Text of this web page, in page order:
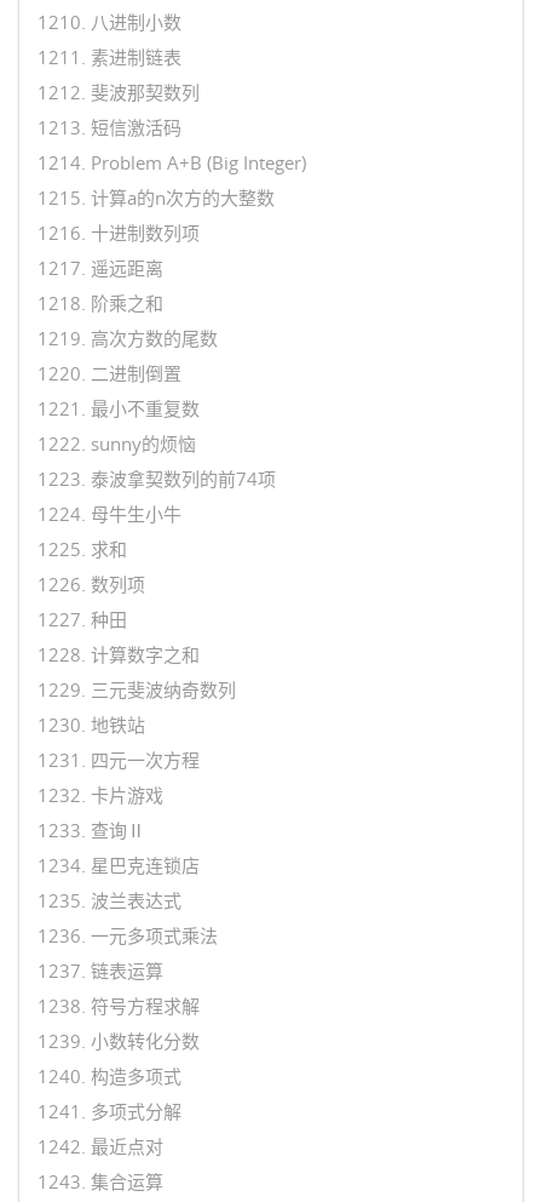
1210. 八进制小数
1211. 素进制链表
1212. 斐波那契数列
1213. 短信激活码
1214. Problem A+B (Big Integer)
1215. 计算a的n次方的大整数
1216. 十进制数列项
1217. 遥远距离
1218. 阶乘之和
1219. 高次方数的尾数
1220. 二进制倒置
1221. 最小不重复数
1222. sunny的烦恼
1223. 泰波拿契数列的前74项
1224. 母牛生小牛
1225. 求和
1226. 数列项
1227. 种田
1228. 计算数字之和
1229. 三元斐波纳奇数列
1230. 地铁站
1231. 四元一次方程
1232. 卡片游戏
1233. 查询Ⅱ
1234. 星巴克连锁店
1235. 波兰表达式
1236. 一元多项式乘法
1237. 链表运算
1238. 符号方程求解
1239. 小数转化分数
1240. 构造多项式
1241. 多项式分解
1242. 最近点对
1243. 集合运算